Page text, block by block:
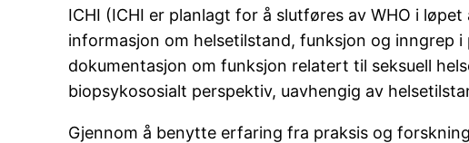
ICHI (ICHI er planlagt for å slutføres av WHO i
informasjon om helsetilstand, funksjon og inngrep
dokumentasjon om funksjon relatert til seksuell
biopsykososialt perspektiv, uavhengig av
Gjennom å benytte erfaring fra praksis og